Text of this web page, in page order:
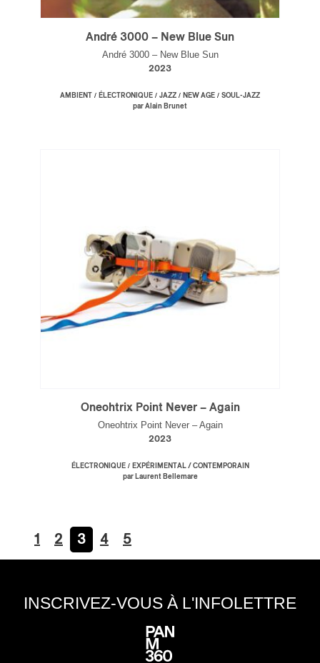
André 3000 – New Blue Sun
André 3000 – New Blue Sun
2023
AMBIENT / ÉLECTRONIQUE / JAZZ / NEW AGE / SOUL-JAZZ
par Alain Brunet
Oneohtrix Point Never – Again
Oneohtrix Point Never – Again
2023
ÉLECTRONIQUE/ EXPÉRIMENTAL / CONTEMPORAIN
par Laurent Bellemare
1 2 3 4 5
INSCRIVEZ-VOUS À L'INFOLETTRE